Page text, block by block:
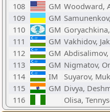
108
GM Woodward,
109
GM
110
GM
111
GM Vakhidov,
112
GM
113
GM Nigmatov,
114
IM Suyarov,
115
GM Divya,
116
Olisa,